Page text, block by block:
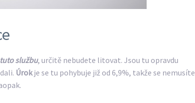
službu, určitě nebudete litovat. Jsou tu opravdu
Úrokje se tu pohybuje již od 6,9%, takže se nemusíte